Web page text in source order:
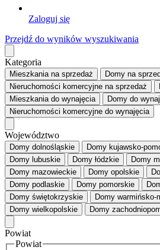
Zaloguj się
Przejdź do wyników wyszukiwania
Kategoria
Mieszkaniana sprzedaż Domy na
Nieruchomości komercyjne na sprzedaż
Mieszkaniado wynajęcia Domy do
Nieruchomości komercyjne do wynajęcia
Województwo
Domy dolnośląskie Domy kujawsko-
Domy lubuskie
Domy łódzkie
Domy
Domy mazowieckie
Domy opolskie
Domy podlaskie
Domy pomorskie
Domy świętokrzyskie
Domy warmińsko-
Domy wielkopolskie
Domy
Powiat
Powiat